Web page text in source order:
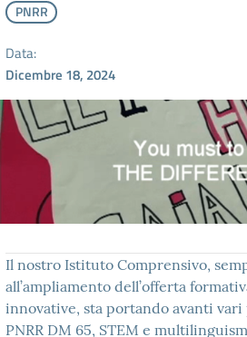
PNRR
Data:
Dicembre 18, 2024
Il nostro Istituto Comprensivo,
all’ampliamento dell’offerta
innovative, sta portando avanti
PNRR DM 65, STEM e